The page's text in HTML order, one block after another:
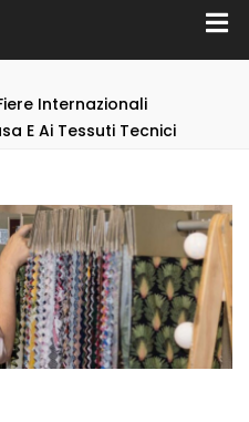
Internazionali
E Ai Tessuti Tecnici